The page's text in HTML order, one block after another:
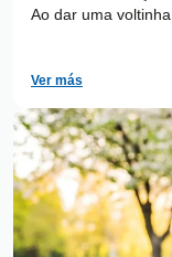
Ao dar uma
Ver más